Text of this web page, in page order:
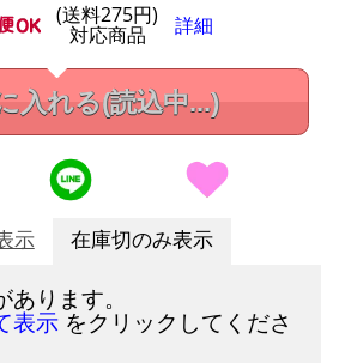
(送料275円)
対応商品 詳細
入れる(読込中...)
示 在庫切のみ表示
ります。
表示 をクリックしてくださ